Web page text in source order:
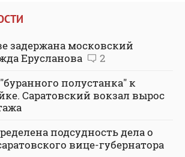
задержана московский
Ерусланова
2
полустанка" к
Саратовский вокзал вырос
подсудность дела о
вице-губернатора